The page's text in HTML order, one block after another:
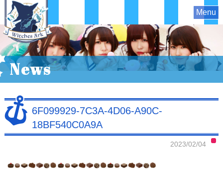
Menu
News
6F099929-7C3A-4D06-A90C-
18BF540C0A9A
2023/02/04